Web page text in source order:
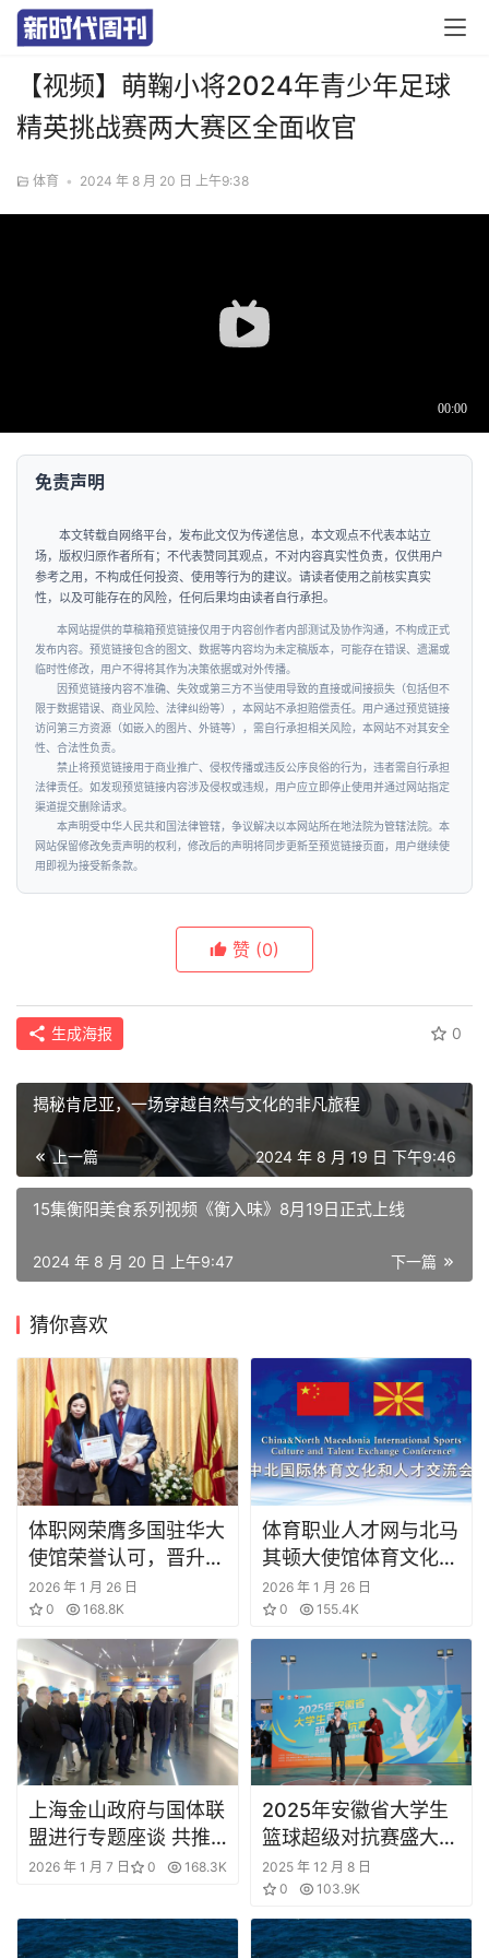
首
页
要
闻
公
科
车
创
业
圈
投
资
商
学
院
注册
【视频】萌鞠小将2024年青少年足球
精英挑战赛两大赛区全面收官
体育 • 2024 年 8 月 20 日 上午9:38
免责声明
本文转载自网络平台，发布此文仅为传递信息，本文观点不代表本站立
场，版权归原作者所有；不代表赞同其观点，不对内容真实性负责，仅供用户
参考之用，不构成任何投资、使用等行为的建议。请读者使用之前核实真实
性，以及可能存在的风险，任何后果均由读者自行承担。
本网站提供的草稿箱预览链接仅用于内容创作者内部测试及协作沟通，不构成正式
发布内容。预览链接包含的图文、数据等内容均为未定稿版本，可能存在错误、遗漏或
临时性修改，用户不得将其作为决策依据或对外传播。
因预览链接内容不准确、失效或第三方不当使用导致的直接或间接损失（包括但不
限于数据错误、商业风险、法律纠纷等），本网站不承担赔偿责任。用户通过预览链接
访问第三方资源（如嵌入的图片、外链等），需自行承担相关风险，本网站不对其安全
性、合法性负责。
禁止将预览链接用于商业推广、侵权传播或违反公序良俗的行为，违者需自行承担
法律责任。如发现预览链接内容涉及侵权或违规，用户应立即停止使用并通过网站指定
渠道提交删除请求。
本声明受中华人民共和国法律管辖，争议解决以本网站所在地法院为管辖法院。本
网站保留修改免责声明的权利，修改后的声明将同步更新至预览链接页面，用户继续使
用即视为接受新条款。
赞 (0)
生成海报 0
揭秘肯尼亚，一场穿越自然与文化的非凡旅程
上一篇 2024 年 8 月 19 日 下午9:46
15集衡阳美食系列视频《衡入味》8月19日正式上线
下一篇
2024 年 8 月 20 日 上午9:47
猜你喜欢
体职网荣膺多国驻华大
使馆荣誉认可，晋升国
际体育人才枢纽
2026 年 1 月 26 日
0
168.8K
体育职业人才网与北马
其顿大使馆体育文化交
流座谈会在京成功举办
2026 年 1 月 26 日
0
155.4K
上海金山政府与国体联
盟进行专题座谈 共推
中国上海国际体育产业
2026 年 1 月 7 日 0 168.3K
2025年安徽省大学生
篮球超级对抗赛盛大开
幕
2025 年 12 月 8 日
0
103.9K